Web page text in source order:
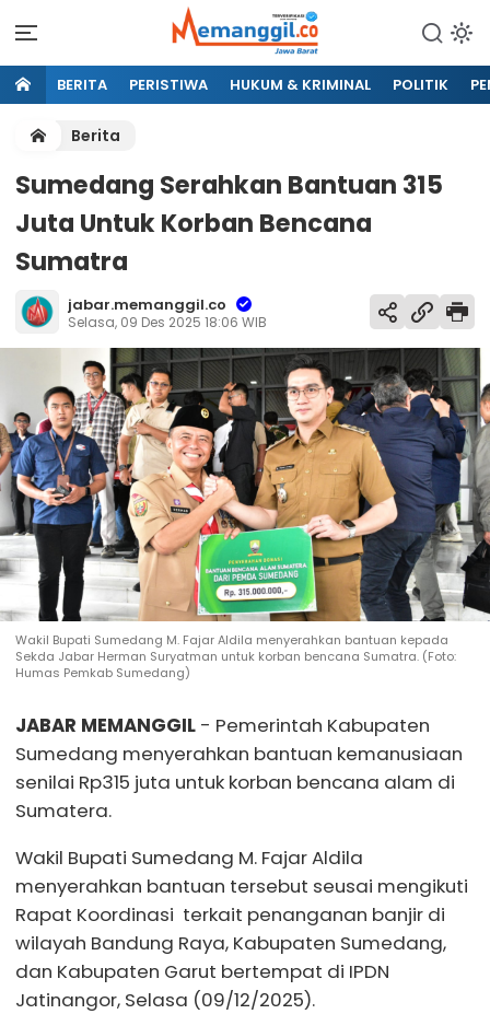
BERITA PERISTIWA HUKUM & KRIMINAL POLITIK
Berita
Sumedang Serahkan Bantuan 315
Juta Untuk Korban Bencana
Sumatra
jabar.memanggil.co
Selasa, 09 Des 2025 18:06 WIB
Wakil Bupati Sumedang M. Fajar Aldila menyerahkan bantuan kepada
Sekda Jabar Herman Suryatman untuk korban bencana Sumatra. (Foto:
Humas Pemkab Sumedang)
JABAR MEMANGGIL - Pemerintah Kabupaten
Sumedang menyerahkan bantuan kemanusiaan
senilai Rp315 juta untuk korban bencana alam di
Sumatera.
Wakil Bupati Sumedang M. Fajar Aldila
menyerahkan bantuan tersebut seusai mengikuti
Rapat Koordinasi terkait penanganan banjir di
wilayah Bandung Raya, Kabupaten Sumedang,
dan Kabupaten Garut bertempat di IPDN
Jatinangor, Selasa (09/12/2025).